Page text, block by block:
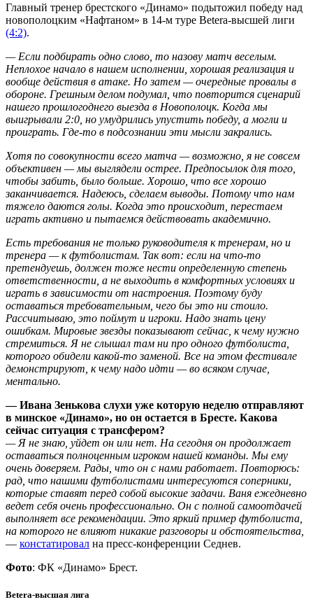
Главный тренер брестского «Динамо» подытожил победу над
новополоцким «Нафтаном» в 14-м туре Betera-высшей лиги
(4:2).
— Если подбирать одно слово, то назову матч веселым.
Неплохое начало в нашем исполнении, хорошая реализация и
вообще действия в атаке. Но затем — очередные провалы в
обороне. Грешным делом подумал, что повторится сценарий
нашего прошлогоднего выезда в Новополоцк. Когда мы
выигрывали 2:0, но умудрились упустить победу, а могли и
проиграть. Где-то в подсознании эти мысли закрались.
Хотя по совокупности всего матча — возможно, я не совсем
объективен — мы выглядели острее. Предпосылок для того,
чтобы забить, было больше. Хорошо, что все хорошо
заканчивается. Надеюсь, сделаем выводы. Потому что нам
тяжело даются голы. Когда это происходит, перестаем
играть активно и пытаемся действовать академично.
Есть требования не только руководителя к тренерам, но и
тренера — к футболистам. Так вот: если на что-то
претендуешь, должен тоже нести определенную степень
ответственности, а не выходить в комфортных условиях и
играть в зависимости от настроения. Поэтому буду
оставаться требовательным, чего бы это ни стоило.
Рассчитываю, это поймут и игроки. Надо знать цену
ошибкам. Мировые звезды показывают сейчас, к чему нужно
стремиться. Я не слышал там ни про одного футболиста,
которого обидели какой-то заменой. Все на этом фестивале
демонстрируют, к чему надо идти — во всяком случае,
ментально.
— Ивана Зенькова слухи уже которую неделю отправляют
в минское «Динамо», но он остается в Бресте. Какова
сейчас ситуация с трансфером?
— Я не знаю, уйдет он или нет. На сегодня он продолжает
оставаться полноценным игроком нашей команды. Мы ему
очень доверяем. Рады, что он с нами работает. Повторюсь:
рад, что нашими футболистами интересуются соперники,
которые ставят перед собой высокие задачи. Ваня ежедневно
ведет себя очень профессионально. Он с полной самоотдачей
выполняет все рекомендации. Это яркий пример футболиста,
на которого не влияют никакие разговоры и обстоятельства,
— констатировал на пресс-конференции Седнев.
Фото: ФК «Динамо» Брест.
Betera-высшая лига